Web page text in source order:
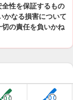
性を保証するもの
かなる損害について
の責任を負いかね